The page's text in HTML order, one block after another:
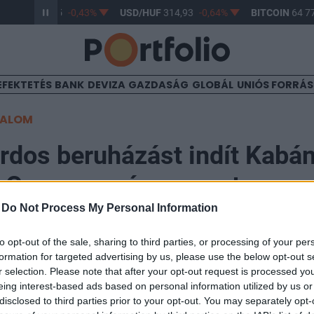
Do Not Process My Personal Information
opt-out of the sale, sharing to third parties, or processing of your
for targeted advertising by us, please use the below opt-out
selection. Please note that after your opt-out request is processed
interest-based ads based on personal information utilized by us
to third parties prior to your opt-out. You may separately
363,85 -0,43% USD/HUF314,93 -0,64% BITCOIN 64
BANK DEVIZA GAZDASÁG GLOBÁL UNIÓS
beruházást indít
cégcsoport
cégcsoport 15 milliárd forintos beruházással épít
üzem területén Kabán - jelentette be a cégcsoport